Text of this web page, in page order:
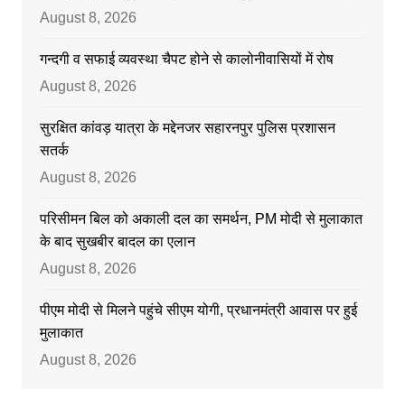
August 8, 2026
गन्दगी व सफाई व्यवस्था चैपट होने से कालोनीवासियों में रोष
August 8, 2026
सुरक्षित कांवड़ यात्रा के मद्देनजर सहारनपुर पुलिस प्रशासन
सतर्क
August 8, 2026
परिसीमन बिल को अकाली दल का समर्थन, PM मोदी से मुलाकात
के बाद सुखबीर बादल का एलान
August 8, 2026
पीएम मोदी से मिलने पहुंचे सीएम योगी, प्रधानमंत्री आवास पर हुई
मुलाकात
August 8, 2026